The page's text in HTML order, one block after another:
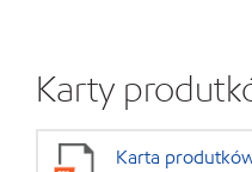
Karty
Karta